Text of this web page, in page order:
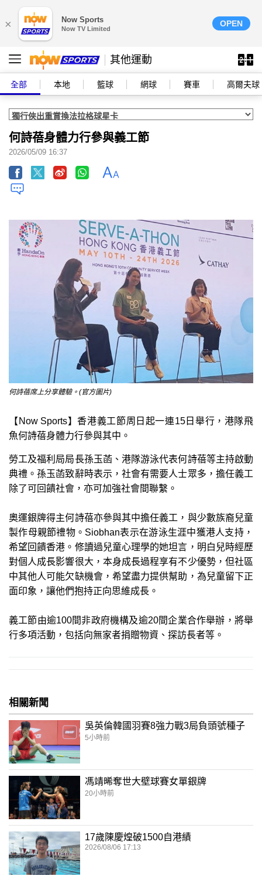
× Now Sports
Now TV Limited
OPEN
其他運動
全部 本地 籃球 網球 賽車 高爾夫球
何詩蓓身體力行參與義工節
2026/05/09 16:37
何詩蓓席上分享體驗。(官方圖片)
【Now Sports】香港義工節周日起一連15日舉行，港隊飛
魚何詩蓓身體力行參與其中。
勞工及福利局局長孫玉菡、港隊游泳代表何詩蓓等主持啟動
典禮。孫玉菡致辭時表示，社會有需要人士眾多，擔任義工
除了可回饋社會，亦可加強社會間聯繫。
奧運銀牌得主何詩蓓亦參與其中擔任義工，與少數族裔兒童
製作母親節禮物。Siobhan表示在游泳生涯中獲港人支持，
希望回饋香港。修讀過兒童心理學的她坦言，明白兒時經歷
對個人成長影響很大，本身成長過程享有不少優勢，但社區
中其他人可能欠缺機會，希望盡力提供幫助，為兒童留下正
面印象，讓他們抱持正向思維成長。
義工節由逾100間非政府機構及逾20間企業合作舉辦，將舉
行多項活動，包括向無家者捐贈物資、探訪長者等。
相關新聞
吳英倫韓國羽賽8強力戰3局負頭號種子
5小時前
馮靖晞奪世大壁球賽女單銀牌
20小時前
17歲陳慶煌破1500自港績
2026/08/06 17:13